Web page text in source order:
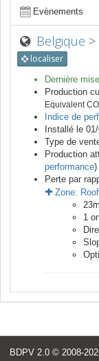
Evènements
Belgique >
localiser
Dernière
Production
Equivalent
Indice de
Installé le
Type de
Production
performance)
Perte par
Zone:
23
1
BDPV 2.0 © 2008-